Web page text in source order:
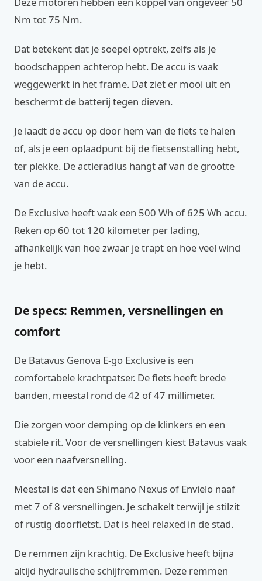
Nm tot 75 Nm.
Dat betekent dat je soepel optrekt, zelfs als je
boodschappen achterop hebt. De accu is vaak
weggewerkt in het frame. Dat ziet er mooi uit en
beschermt de batterij tegen dieven.
Je laadt de accu op door hem van de fiets te halen
of, als je een oplaadpunt bij de fietsenstalling hebt,
ter plekke. De actieradius hangt af van de grootte
van de accu.
De Exclusive heeft vaak een 500 Wh of 625 Wh accu.
Reken op 60 tot 120 kilometer per lading,
afhankelijk van hoe zwaar je trapt en hoe veel wind
je hebt.
De specs: Remmen, versnellingen en
comfort
De Batavus Genova E-go Exclusive is een
comfortabele krachtpatser. De fiets heeft brede
banden, meestal rond de 42 of 47 millimeter.
Die zorgen voor demping op de klinkers en een
stabiele rit. Voor de versnellingen kiest Batavus vaak
voor een naafversnelling.
Meestal is dat een Shimano Nexus of Envielo naaf
met 7 of 8 versnellingen. Je schakelt terwijl je stilzit
of rustig doorfietst. Dat is heel relaxed in de stad.
De remmen zijn krachtig. De Exclusive heeft bijna
altijd hydraulische schijfremmen. Deze remmen